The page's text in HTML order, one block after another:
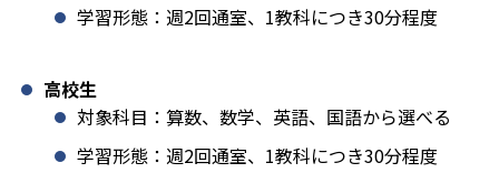
学習形態：週2回通室、1教科につき30分程度
高校生
対象科目：算数、数学、英語、国語から選べる
学習形態：週2回通室、1教科につき30分程度